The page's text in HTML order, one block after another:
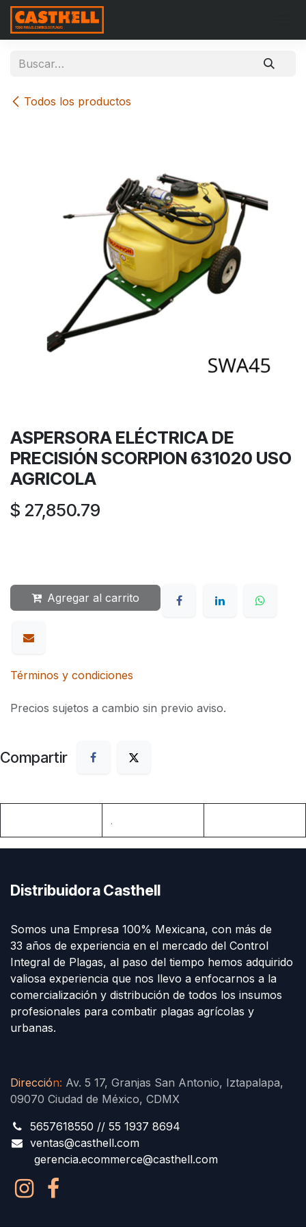
Ir al contenido
Todos los productos
ASPERSORA ELÉCTRICA DE
PRECISIÓN SCORPION 631020 USO
AGRICOLA
$ 27,850.79
Agregar al carrito
Términos y condiciones
Precios sujetos a cambio sin previo aviso.
Compartir
.
Distribuidora Casthell
Somos una Empresa 100% Mexicana, con más de
33 años de experiencia en el mercado del Control
Integral de Plagas, al paso del tiempo hemos adquirido
valiosa experiencia que nos llevo a enfocarnos a la
comercialización y distribución de todos los insumos
profesionales para combatir plagas agrícolas y
urbanas.
Dirección: Av. 5 17, Granjas San Antonio, Iztapalapa,
09070 Ciudad de México, CDMX
5657618550 // 55 1937 8694
ventas@casthell.com
gerencia.ecommerce@casthell.com